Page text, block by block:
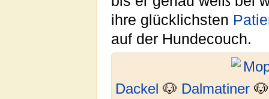
ihre glücklichsten
auf der Hundecouch.
Dackel 🐶 Dalmatiner